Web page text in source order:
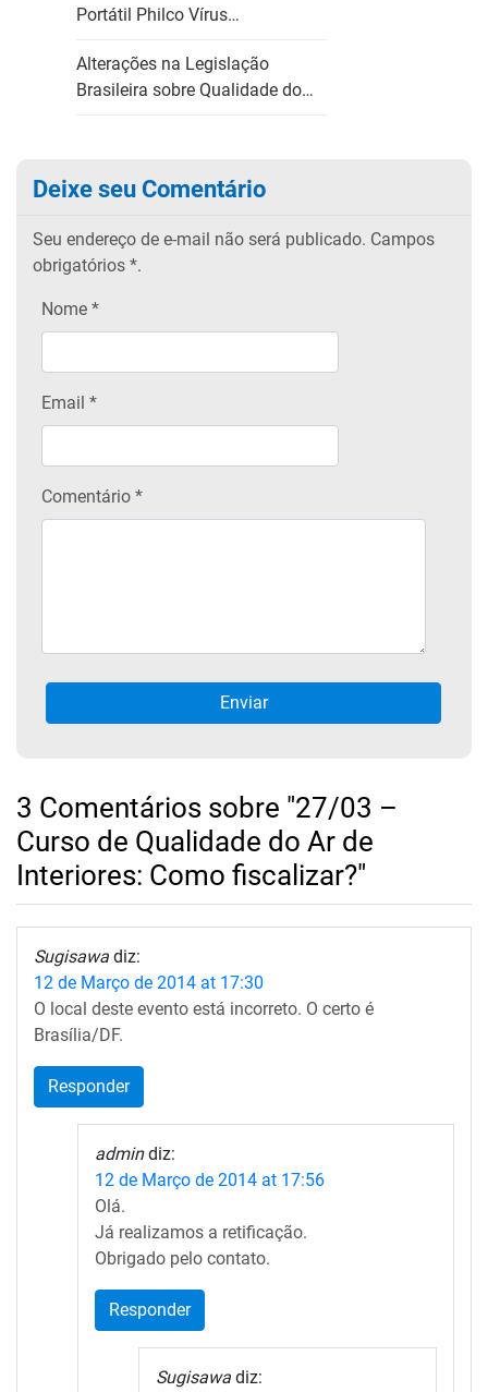
Portátil Philco Vírus…
Alterações na Legislação
Brasileira sobre Qualidade do…
Deixe seu Comentário
Seu endereço de e-mail não será publicado. Campos
obrigatórios *.
Nome *
Email *
Comentário *
3 Comentários sobre "27/03 –
Curso de Qualidade do Ar de
Interiores: Como fiscalizar?"
Sugisawa diz:
12 de Março de 2014 at 17:30
O local deste evento está incorreto. O certo é
Brasília/DF.
Responder
admin diz:
12 de Março de 2014 at 17:56
Olá.
Já realizamos a retificação.
Obrigado pelo contato.
Responder
Sugisawa diz: